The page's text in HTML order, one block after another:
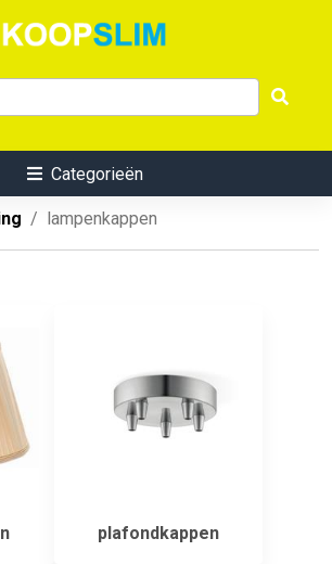
Categorieën
lampenkappen
plafondkappen